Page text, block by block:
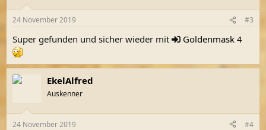
24 November 2019 #3
Super gefunden und sicher wieder mit Goldenmask 4
EkelAlfred
Auskenner
24 November 2019 #4